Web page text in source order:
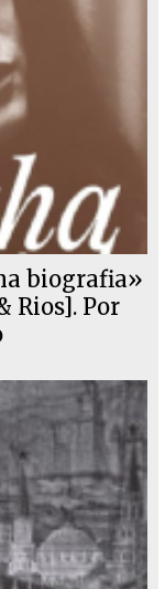
biografia»
Rios]. Por